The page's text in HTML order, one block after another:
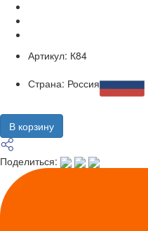
Артикул: К84
Страна: Россия
В корзину
Поделиться: